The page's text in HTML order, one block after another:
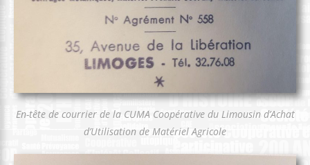
En-tête de courrier de la CUMA Coopérative du Limousin d’Achat
d’Utilisation de Matériel Agricole